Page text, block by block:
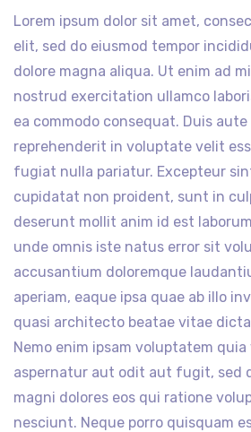
Lorem ipsum dolor sit amet,
elit, sed do eiusmod tempor
dolore magna aliqua. Ut enim ad
nostrud exercitation ullamco
ea commodo consequat. Duis
reprehenderit in voluptate velit
fugiat nulla pariatur. Excepteur
cupidatat non proident, sunt in
deserunt mollit anim id est
unde omnis iste natus error sit
accusantium doloremque
aperiam, eaque ipsa quae ab illo
quasi architecto beatae vitae
Nemo enim ipsam voluptatem
aspernatur aut odit aut fugit, sed
magni dolores eos qui ratione
nesciunt. Neque porro quisquam